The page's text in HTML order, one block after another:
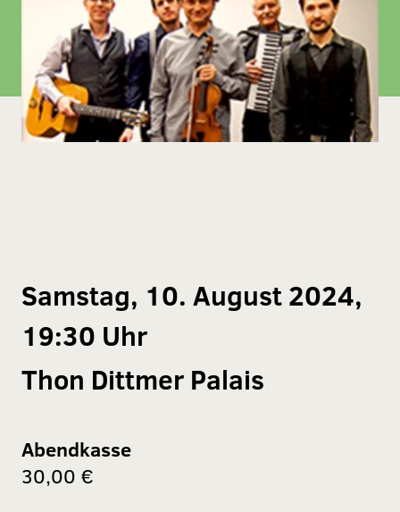
Samstag, 10. August 2024,
19:30 Uhr
Thon Dittmer Palais
Abendkasse
30,00 €